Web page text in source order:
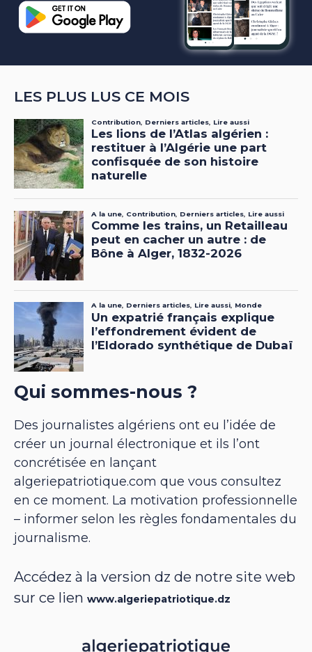
LES PLUS LUS CE MOIS
Qui sommes-nous ?
Des journalistes algériens ont eu l’idée de
créer un journal électronique et ils l’ont
concrétisée en lançant
algeriepatriotique.com que vous consultez
en ce moment. La motivation professionnelle
– informer selon les règles fondamentales du
journalisme.
Accédez à la version dz de notre site web
sur ce lien www.algeriepatriotique.dz